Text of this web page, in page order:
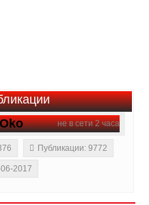
не в сети 2 часа
Публикации: 9772
2017